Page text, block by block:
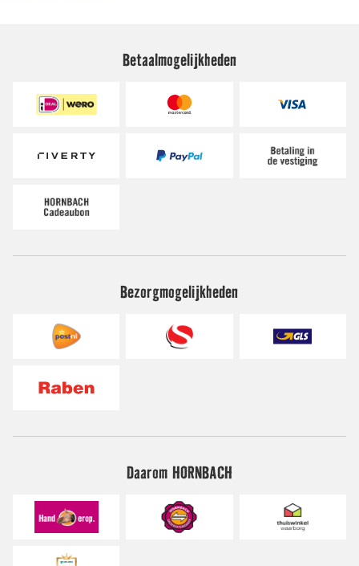
Betaalmogelijkheden
Bezorgmogelijkheden
Daarom HORNBACH